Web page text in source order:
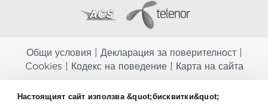
Настоящият сайт използва &quot;бисквитки&quot;
Общи условия Декларация за поверителност|
Cookies
Кодекс на поведение| Карта на сайта
заместват балансираната диета и не са предназначени за